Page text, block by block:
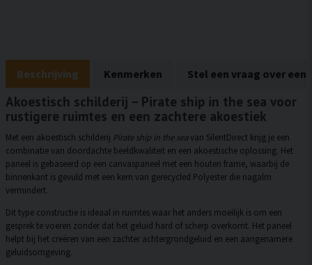
Beschrijving Kenmerken Stel een vraag over een
Akoestisch schilderij – Pirate ship in the sea voor
rustigere ruimtes en een zachtere akoestiek
Met een akoestisch schilderij Pirate ship in the seavan SilentDirect krijg je een
combinatie van doordachte beeldkwaliteit en een akoestische oplossing. Het
paneel is gebaseerd op een canvaspaneel met een houten frame, waarbij de
binnenkant is gevuld met een kern van gerecycled Polyester die nagalm
vermindert.
Dit type constructie is ideaal in ruimtes waar het anders moeilijk is om een
gesprek te voeren zonder dat het geluid hard of scherp overkomt. Het paneel
helpt bij het creëren van een zachter achtergrondgeluid en een aangenamere
geluidsomgeving.